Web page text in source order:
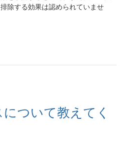
除する効果は認められていませ
ついて教えてく